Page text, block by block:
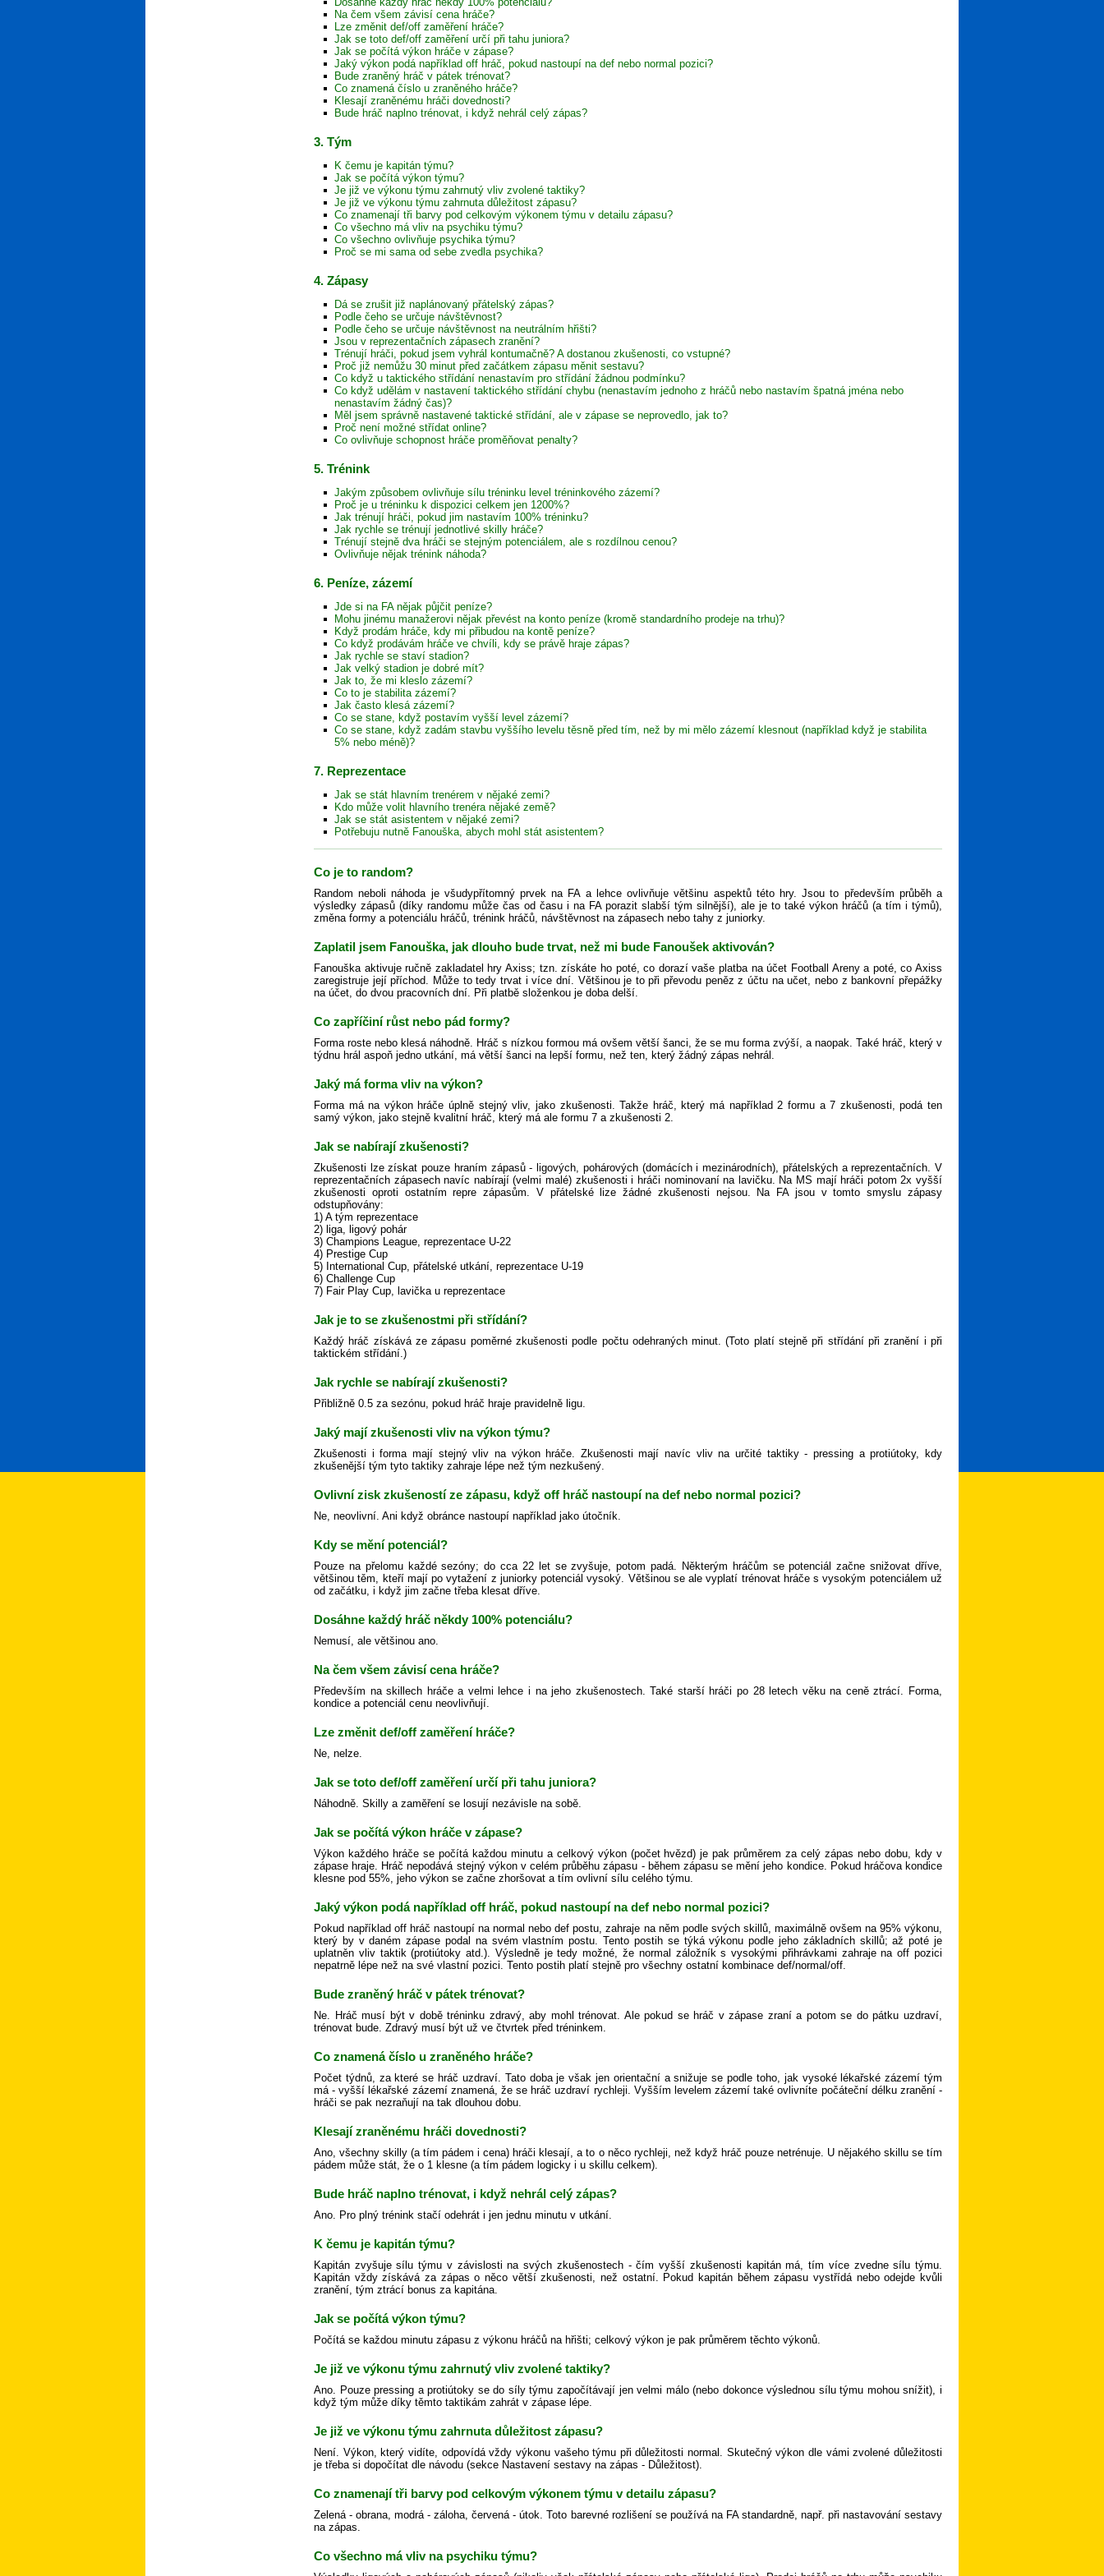
Na čem všem závisí cena hráče?
Lze změnit def/off zaměření hráče?
Jak se toto def/off zaměření určí při tahu juniora?
Jak se počítá výkon hráče v zápase?
Jaký výkon podá například off hráč, pokud nastoupí na def nebo normal pozici?
Bude zraněný hráč v pátek trénovat?
Co znamená číslo u zraněného hráče?
Klesají zraněnému hráči dovednosti?
Bude hráč naplno trénovat, i když nehrál celý zápas?
3. Tým
K čemu je kapitán týmu?
Jak se počítá výkon týmu?
Je již ve výkonu týmu zahrnutý vliv zvolené taktiky?
Je již ve výkonu týmu zahrnuta důležitost zápasu?
Co znamenají tři barvy pod celkovým výkonem týmu v detailu zápasu?
Co všechno má vliv na psychiku týmu?
Co všechno ovlivňuje psychika týmu?
Proč se mi sama od sebe zvedla psychika?
4. Zápasy
Dá se zrušit již naplánovaný přátelský zápas?
Podle čeho se určuje návštěvnost?
Podle čeho se určuje návštěvnost na neutrálním hřišti?
Jsou v reprezentačních zápasech zranění?
Trénují hráči, pokud jsem vyhrál kontumačně? A dostanou zkušenosti, co vstupné?
Proč již nemůžu 30 minut před začátkem zápasu měnit sestavu?
Co když u taktického střídání nenastavím pro střídání žádnou podmínku?
Co když udělám v nastavení taktického střídání chybu (nenastavím jednoho z hráčů nebo nastavím špatná jména nebo
nenastavím žádný čas)?
Měl jsem správně nastavené taktické střídání, ale v zápase se neprovedlo, jak to?
Proč není možné střídat online?
Co ovlivňuje schopnost hráče proměňovat penalty?
5. Trénink
Jakým způsobem ovlivňuje sílu tréninku level tréninkového zázemí?
Proč je u tréninku k dispozici celkem jen 1200%?
Jak trénují hráči, pokud jim nastavím 100% tréninku?
Jak rychle se trénují jednotlivé skilly hráče?
Trénují stejně dva hráči se stejným potenciálem, ale s rozdílnou cenou?
Ovlivňuje nějak trénink náhoda?
6. Peníze, zázemí
Jde si na FA nějak půjčit peníze?
Mohu jinému manažerovi nějak převést na konto peníze (kromě standardního prodeje na trhu)?
Když prodám hráče, kdy mi přibudou na kontě peníze?
Co když prodávám hráče ve chvíli, kdy se právě hraje zápas?
Jak rychle se staví stadion?
Jak velký stadion je dobré mít?
Jak to, že mi kleslo zázemí?
Co to je stabilita zázemí?
Jak často klesá zázemí?
Co se stane, když postavím vyšší level zázemí?
Co se stane, když zadám stavbu vyššího levelu těsně před tím, než by mi mělo zázemí klesnout (například když je stabilita
5% nebo méně)?
7. Reprezentace
Jak se stát hlavním trenérem v nějaké zemi?
Kdo může volit hlavního trenéra nějaké země?
Jak se stát asistentem v nějaké zemi?
Potřebuju nutně Fanouška, abych mohl stát asistentem?
Co je to random?
Random neboli náhoda je všudypřítomný prvek na FA a lehce ovlivňuje většinu aspektů této hry. Jsou to především průběh a
výsledky zápasů (díky randomu může čas od času i na FA porazit slabší tým silnější), ale je to také výkon hráčů (a tím i týmů),
změna formy a potenciálu hráčů, trénink hráčů, návštěvnost na zápasech nebo tahy z juniorky.
Zaplatil jsem Fanouška, jak dlouho bude trvat, než mi bude Fanoušek aktivován?
Fanouška aktivuje ručně zakladatel hry Axiss; tzn. získáte ho poté, co dorazí vaše platba na účet Football Areny a poté, co Axiss
zaregistruje její příchod. Může to tedy trvat i více dní. Většinou je to při převodu peněz z účtu na učet, nebo z bankovní přepážky
na účet, do dvou pracovních dní. Při platbě složenkou je doba delší.
Co zapříčiní růst nebo pád formy?
Forma roste nebo klesá náhodně. Hráč s nízkou formou má ovšem větší šanci, že se mu forma zvýší, a naopak. Také hráč, který v
týdnu hrál aspoň jedno utkání, má větší šanci na lepší formu, než ten, který žádný zápas nehrál.
Jaký má forma vliv na výkon?
Forma má na výkon hráče úplně stejný vliv, jako zkušenosti. Takže hráč, který má například 2 formu a 7 zkušenosti, podá ten
samý výkon, jako stejně kvalitní hráč, který má ale formu 7 a zkušenosti 2.
Jak se nabírají zkušenosti?
Zkušenosti lze získat pouze hraním zápasů - ligových, pohárových (domácích i mezinárodních), přátelských a reprezentačních. V
reprezentačních zápasech navíc nabírají (velmi malé) zkušenosti i hráči nominovaní na lavičku. Na MS mají hráči potom 2x vyšší
zkušenosti oproti ostatním repre zápasům. V přátelské lize žádné zkušenosti nejsou. Na FA jsou v tomto smyslu zápasy
odstupňovány:
1) A tým reprezentace
2) liga, ligový pohár
3) Champions League, reprezentace U-22
4) Prestige Cup
5) International Cup, přátelské utkání, reprezentace U-19
6) Challenge Cup
7) Fair Play Cup, lavička u reprezentace
Jak je to se zkušenostmi při střídání?
Každý hráč získává ze zápasu poměrné zkušenosti podle počtu odehraných minut. (Toto platí stejně při střídání při zranění i při
taktickém střídání.)
Jak rychle se nabírají zkušenosti?
Přibližně 0.5 za sezónu, pokud hráč hraje pravidelně ligu.
Jaký mají zkušenosti vliv na výkon týmu?
Zkušenosti i forma mají stejný vliv na výkon hráče. Zkušenosti mají navíc vliv na určité taktiky - pressing a protiútoky, kdy
zkušenější tým tyto taktiky zahraje lépe než tým nezkušený.
Ovlivní zisk zkušeností ze zápasu, když off hráč nastoupí na def nebo normal pozici?
Ne, neovlivní. Ani když obránce nastoupí například jako útočník.
Kdy se mění potenciál?
Pouze na přelomu každé sezóny; do cca 22 let se zvyšuje, potom padá. Některým hráčům se potenciál začne snižovat dříve,
většinou těm, kteří mají po vytažení z juniorky potenciál vysoký. Většinou se ale vyplatí trénovat hráče s vysokým potenciálem už
od začátku, i když jim začne třeba klesat dříve.
Dosáhne každý hráč někdy 100% potenciálu?
Nemusí, ale většinou ano.
Na čem všem závisí cena hráče?
Především na skillech hráče a velmi lehce i na jeho zkušenostech. Také starší hráči po 28 letech věku na ceně ztrácí. Forma,
kondice a potenciál cenu neovlivňují.
Lze změnit def/off zaměření hráče?
Ne, nelze.
Jak se toto def/off zaměření určí při tahu juniora?
Náhodně. Skilly a zaměření se losují nezávisle na sobě.
Jak se počítá výkon hráče v zápase?
Výkon každého hráče se počítá každou minutu a celkový výkon (počet hvězd) je pak průměrem za celý zápas nebo dobu, kdy v
zápase hraje. Hráč nepodává stejný výkon v celém průběhu zápasu - během zápasu se mění jeho kondice. Pokud hráčova kondice
klesne pod 55%, jeho výkon se začne zhoršovat a tím ovlivní sílu celého týmu.
Jaký výkon podá například off hráč, pokud nastoupí na def nebo normal pozici?
Pokud například off hráč nastoupí na normal nebo def postu, zahraje na něm podle svých skillů, maximálně ovšem na 95% výkonu,
který by v daném zápase podal na svém vlastním postu. Tento postih se týká výkonu podle jeho základních skillů; až poté je
uplatněn vliv taktik (protiútoky atd.). Výsledně je tedy možné, že normal záložník s vysokými přihrávkami zahraje na off pozici
nepatrně lépe než na své vlastní pozici. Tento postih platí stejně pro všechny ostatní kombinace def/normal/off.
Bude zraněný hráč v pátek trénovat?
Ne. Hráč musí být v době tréninku zdravý, aby mohl trénovat. Ale pokud se hráč v zápase zraní a potom se do pátku uzdraví,
trénovat bude. Zdravý musí být už ve čtvrtek před tréninkem.
Co znamená číslo u zraněného hráče?
Počet týdnů, za které se hráč uzdraví. Tato doba je však jen orientační a snižuje se podle toho, jak vysoké lékařské zázemí tým
má - vyšší lékařské zázemí znamená, že se hráč uzdraví rychleji. Vyšším levelem zázemí také ovlivníte počáteční délku zranění -
hráči se pak nezraňují na tak dlouhou dobu.
Klesají zraněnému hráči dovednosti?
Ano, všechny skilly (a tím pádem i cena) hráči klesají, a to o něco rychleji, než když hráč pouze netrénuje. U nějakého skillu se tím
pádem může stát, že o 1 klesne (a tím pádem logicky i u skillu celkem).
Bude hráč naplno trénovat, i když nehrál celý zápas?
Ano. Pro plný trénink stačí odehrát i jen jednu minutu v utkání.
K čemu je kapitán týmu?
Kapitán zvyšuje sílu týmu v závislosti na svých zkušenostech - čím vyšší zkušenosti kapitán má, tím více zvedne sílu týmu.
Kapitán vždy získává za zápas o něco větší zkušenosti, než ostatní. Pokud kapitán během zápasu vystřídá nebo odejde kvůli
zranění, tým ztrácí bonus za kapitána.
Jak se počítá výkon týmu?
Počítá se každou minutu zápasu z výkonu hráčů na hřišti; celkový výkon je pak průměrem těchto výkonů.
Je již ve výkonu týmu zahrnutý vliv zvolené taktiky?
Ano. Pouze pressing a protiútoky se do síly týmu započítávají jen velmi málo (nebo dokonce výslednou sílu týmu mohou snížit), i
když tým může díky těmto taktikám zahrát v zápase lépe.
Je již ve výkonu týmu zahrnuta důležitost zápasu?
Není. Výkon, který vidíte, odpovídá vždy výkonu vašeho týmu při důležitosti normal. Skutečný výkon dle vámi zvolené důležitosti
je třeba si dopočítat dle návodu (sekce Nastavení sestavy na zápas - Důležitost).
Co znamenají tři barvy pod celkovým výkonem týmu v detailu zápasu?
Zelená - obrana, modrá - záloha, červená - útok. Toto barevné rozlišení se používá na FA standardně, např. při nastavování sestavy
na zápas.
Co všechno má vliv na psychiku týmu?